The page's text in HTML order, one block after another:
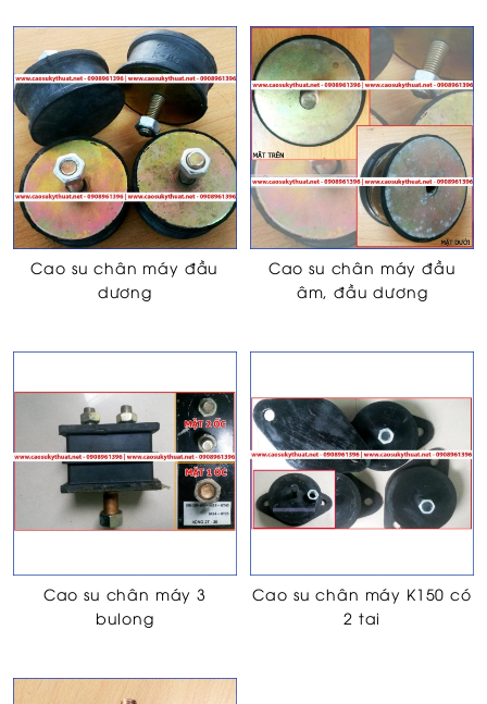
Cao su chân máy đầu
dương
Cao su chân máy đầu
âm, đầu dương
Cao su chân máy 3
bulong
Cao su chân máy K150 có
2 tai